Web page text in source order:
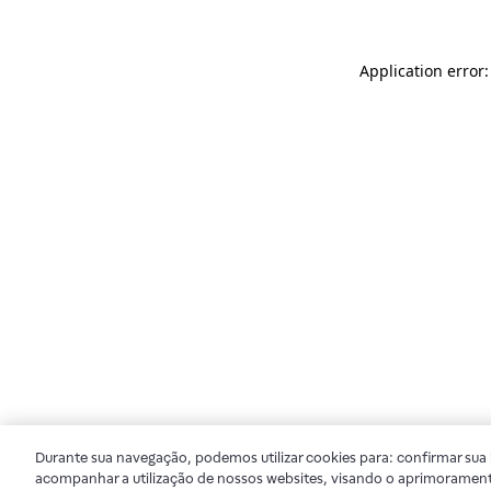
Application
Durante sua navegação, podemos utilizar cookies para: confirmar
acompanhar a utilização de nossos websites, visando o